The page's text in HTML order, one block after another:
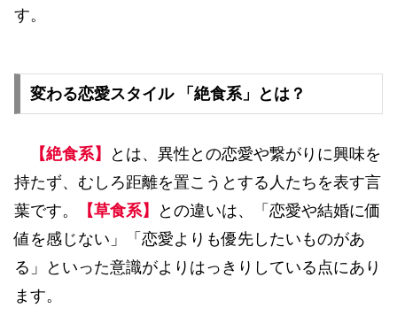
す。
変わる恋愛スタイル 「絶食系」とは？
【絶食系】
とは、異性との恋愛や繋がりに興味を
持たず、むしろ距離を置こうとする人たちを表す言
葉です。
【草食系】
との違いは、「恋愛や結婚に価
値を感じない」「恋愛よりも優先したいものがあ
る」といった意識がよりはっきりしている点にあり
ます。